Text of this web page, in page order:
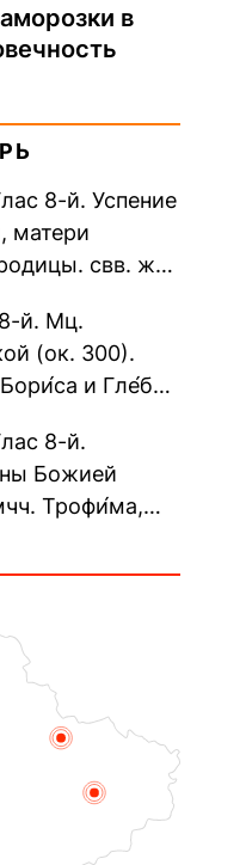
в
8-й. Успение
матери
свв. жен
й. Мц.
(ок. 300).
и Гле́ба,
8-й.
Божией
Трофи́ма,
прав.